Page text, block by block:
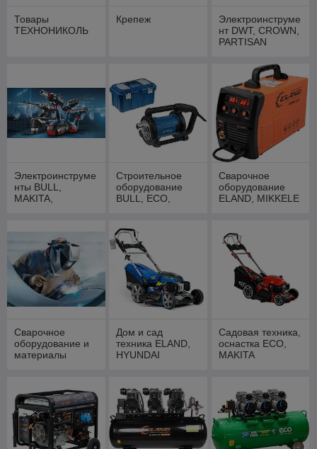
Товары
ТЕХНОНИКОЛЬ
Крепеж
Электроинструме
нт DWT, CROWN,
PARTISAN
Электроинструме
нты BULL,
MAKITA,
Строительное
оборудование
BULL, ECO,
Сварочное
оборудование
ELAND, MIKKELE
Сварочное
оборудование и
материалы
Дом и сад
техника ELAND,
HYUNDAI
Садовая техника,
оснастка ECO,
MAKITA